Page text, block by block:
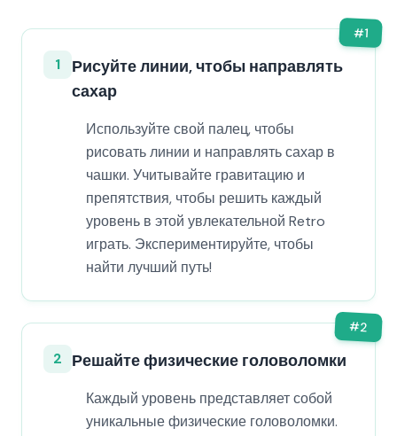
#1
1
Рисуйте линии, чтобы направлять
сахар
Используйте свой палец, чтобы
рисовать линии и направлять сахар в
чашки. Учитывайте гравитацию и
препятствия, чтобы решить каждый
уровень в этой увлекательной Retro
играть. Экспериментируйте, чтобы
найти лучший путь!
#2
2 Решайте физические головоломки
Каждый уровень представляет собой
уникальные физические головоломки.